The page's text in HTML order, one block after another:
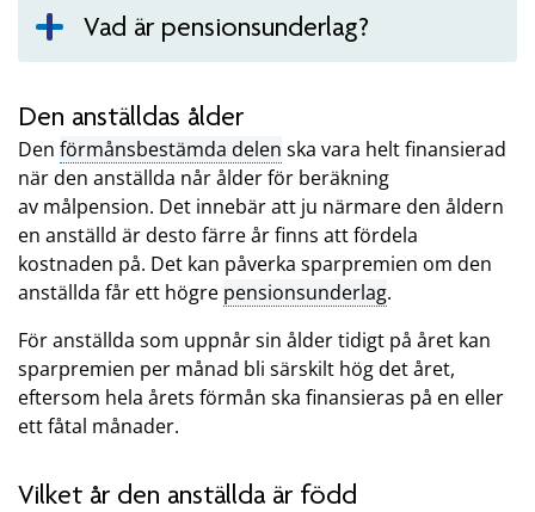
Vad är pensionsunderlag?
Den anställdas ålder
Den förmånsbestämda delen ska vara helt finansierad
när den anställda når ålder för beräkning
av målpension. Det innebär att ju närmare den åldern
en anställd är desto färre år finns att fördela
kostnaden på. Det kan påverka sparpremien om den
anställda får ett högre pensionsunderlag.
För anställda som uppnår sin ålder tidigt på året kan
sparpremien per månad bli särskilt hög det året,
eftersom hela årets förmån ska finansieras på en eller
ett fåtal månader.
Vilket år den anställda är född